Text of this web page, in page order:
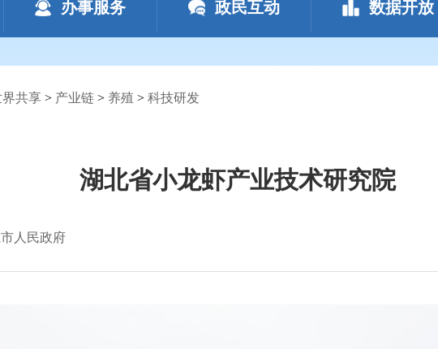
办事服务 政民互动 数据开放
共享 > 产业链 > 养殖 > 科技研发
湖北省小龙虾产业技术研究院
人民政府